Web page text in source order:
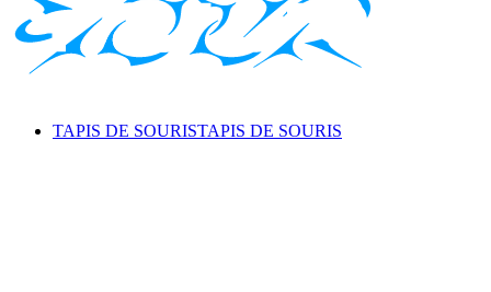
TAPIS DE SOURISTAPIS DE SOURIS